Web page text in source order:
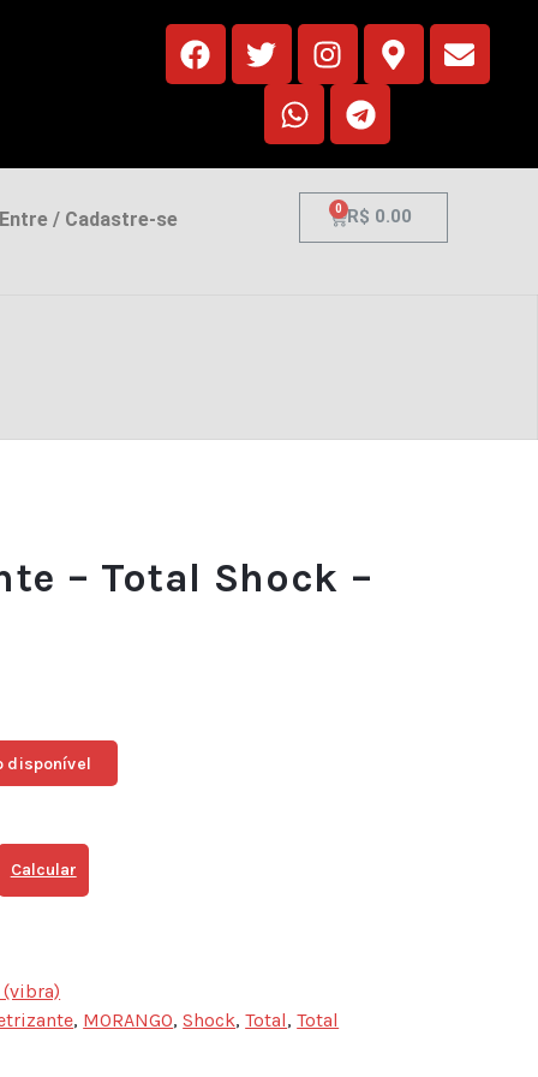
Entre / Cadastre-se R$ 0.00
0
– Total Shock –
disponível
Calcular
, MORANGO,Shock,Total,Total